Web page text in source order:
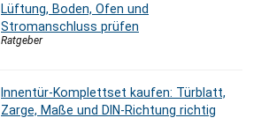
Lüftung, Boden, Ofen und
Stromanschluss prüfen
Ratgeber
Innentür-Komplettset kaufen: Türblatt,
Zarge, Maße und DIN-Richtung richtig